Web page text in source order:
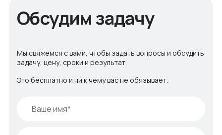
Обсудим задачу
Мы свяжемся с вами, чтобы задать вопросы и обсудить
задачу, цену, сроки и результат.
Это бесплатно и ни к чему вас не обязывает.